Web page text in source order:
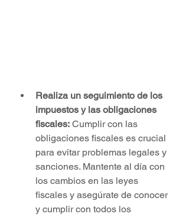
Realiza un seguimiento de los
impuestos y las obligaciones
fiscales: Cumplir con las
obligaciones fiscales es crucial
para evitar problemas legales y
sanciones. Mantente al día con
los cambios en las leyes
fiscales y asegúrate de conocer
y cumplir con todos los